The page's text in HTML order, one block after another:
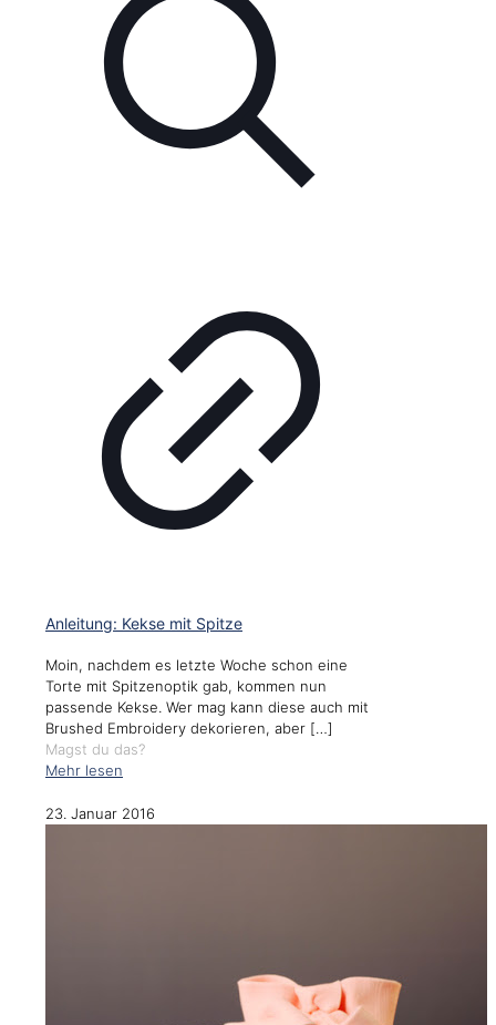
Anleitung: Kekse mit Spitze
Moin, nachdem es letzte Woche schon eine
Torte mit Spitzenoptik gab, kommen nun
passende Kekse. Wer mag kann diese auch mit
Brushed Embroidery dekorieren, aber […]
Magst du das?
Mehr lesen
23. Januar 2016